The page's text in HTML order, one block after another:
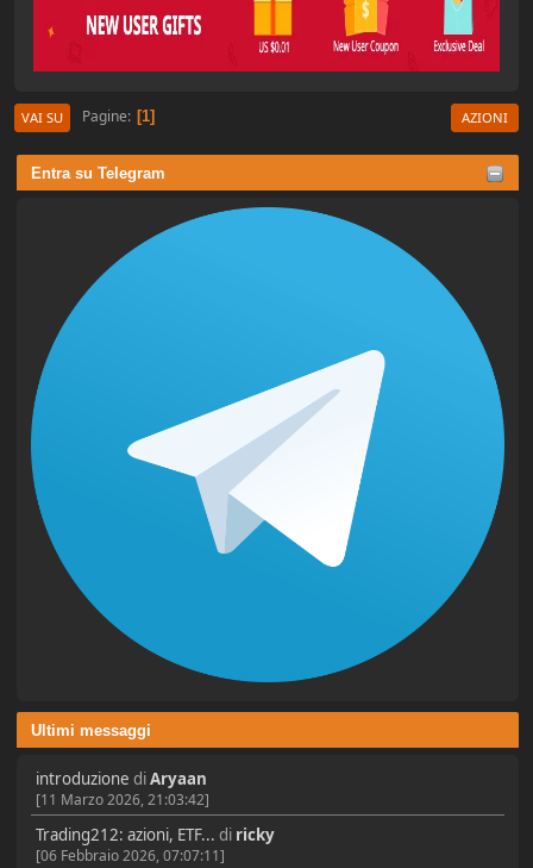
Entra su Telegram
Ultimi messaggi
introduzione diAryaan
[11 Marzo 2026, 21:03:42]
Trading212: azioni, ETF... di ricky
[06 Febbraio 2026, 07:07:11]
VAI SU Pagine 1 AZIONI